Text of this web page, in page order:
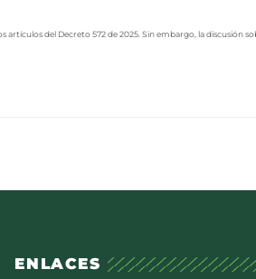
del Decreto 572 de 2025. Sin embargo, la discusión
ENLACES